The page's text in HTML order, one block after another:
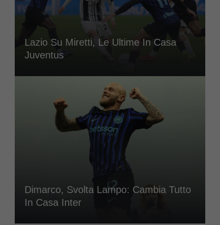
Lazio Su Miretti, Le Ultime In Casa
Juventus
Dimarco, Svolta Lampo: Cambia Tutto
In Casa Inter